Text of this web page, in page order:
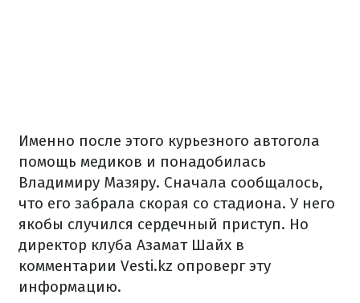
Именно после этого курьезного автогола
помощь медиков и понадобилась
Владимиру Мазяру. Сначала сообщалось,
что его забрала скорая со стадиона. У него
якобы случился сердечный приступ. Но
директор клуба Азамат Шайх в
комментарии Vesti.kz опроверг эту
информацию.